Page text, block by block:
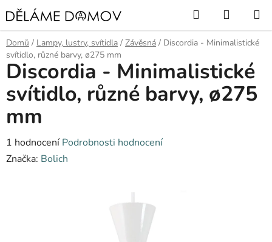
Přejít
na
obsah
Hledat
KOŠÍK
Domů / Lampy, lustry, svítidla / Závěsná / Discordia - Minimalistické
svítidlo, různé barvy, ø275 mm
Discordia - Minimalistické
svítidlo, různé barvy, ø275
mm
Průměrné
hodnocení
1 hodnocení Podrobnosti hodnocení
Značka: Bolich